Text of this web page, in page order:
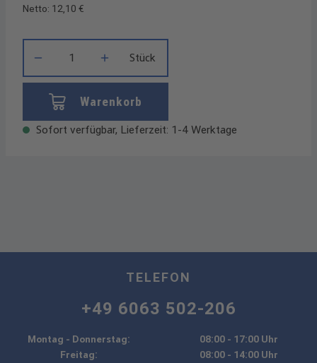
Netto: 12,10 €
Stück
Warenkorb
Sofort verfügbar, Lieferzeit: 1-4 Werktage
TELEFON
+49 6063 502-206
Montag - Donnerstag:
08:00 - 17:00 Uhr
Freitag:
08:00 - 14:00 Uhr